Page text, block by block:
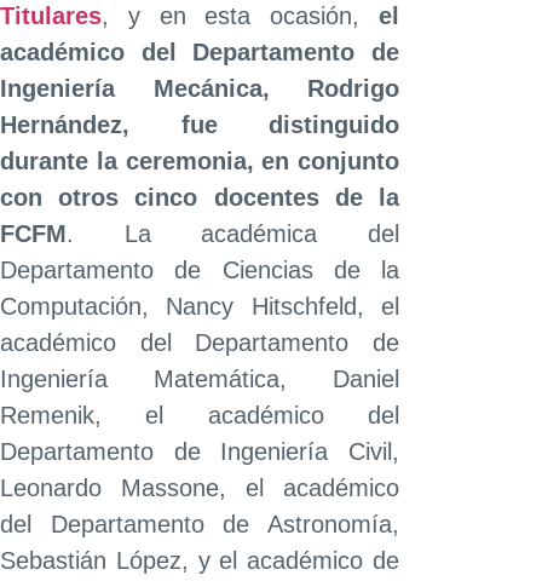
Titulares, y en esta ocasión, el
académico del Departamento de
Ingeniería Mecánica, Rodrigo
Hernández, fue distinguido
durante la ceremonia, en conjunto
con otros cinco docentes de la
FCFM. La académica del
Departamento de Ciencias de la
Computación, Nancy Hitschfeld, el
académico del Departamento de
Ingeniería Matemática, Daniel
Remenik, el académico del
Departamento de Ingeniería Civil,
Leonardo Massone, el académico
del Departamento de Astronomía,
Sebastián López, y el académico de